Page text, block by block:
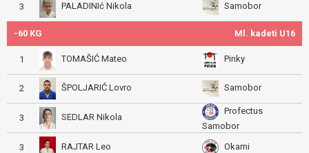
3 PALADINIć Nikola Samobor
-60 KG Ml. kadeti U16
1 TOMAŠIĆ Mateo Pinky
2 ŠPOLJARIĆ Lovro Samobor
3 SEDLAR Nikola
Profectus
Samobor
3 RAJTAR Leo Okami